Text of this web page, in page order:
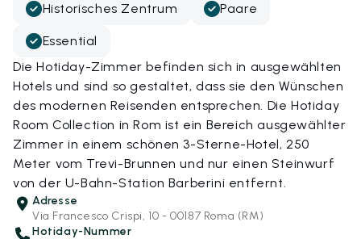
Historisches Zentrum Paare
Essential
Die Hotiday-Zimmer befinden sich in ausgewählten
Hotels und sind so gestaltet, dass sie den Wünschen
des modernen Reisenden entsprechen. Die Hotiday
Room Collection in Rom ist ein Bereich ausgewählter
Zimmer in einem schönen 3-Sterne-Hotel, 250
Meter vom Trevi-Brunnen und nur einen Steinwurf
von der U-Bahn-Station Barberini entfernt.
Adresse
Via Francesco Crispi, 10 - 00187 Roma (RM)
Hotiday-Nummer